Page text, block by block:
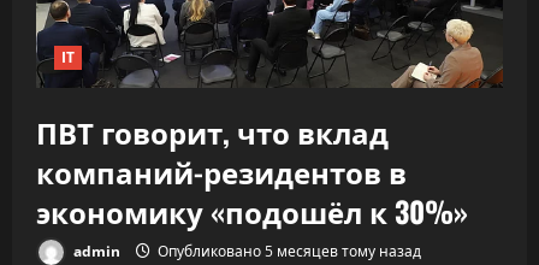
IT
ПВТ говорит, что вклад
компаний-резидентов в
экономику «подошёл к 30%»
admin Опубликовано 5 месяцев тому назад